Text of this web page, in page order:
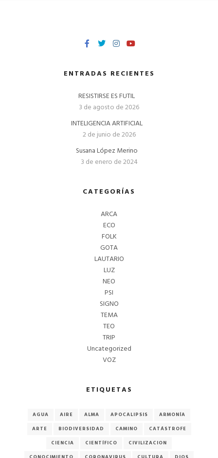
ENTRADAS RECIENTES
RESISTIRSE ES FUTIL
3 de agosto de 2026
INTELIGENCIA ARTIFICIAL
2 de junio de 2026
Susana López Merino
3 de enero de 2024
CATEGORÍAS
ARCA
ECO
FOLK
GOTA
LAUTARIO
LUZ
NEO
PSI
SIGNO
TEMA
TEO
TRIP
Uncategorized
VOZ
ETIQUETAS
AGUA AIRE ALMA APOCALIPSIS
ARMONÍA
ARTE
BIODIVERSIDAD CAMINO
CATÁSTROFE
CIENCIA
CIENTÍFICO
CIVILIZACION